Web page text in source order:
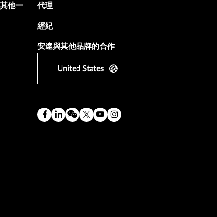
他一 代理
經紀
安達與其他品牌的合作
United States